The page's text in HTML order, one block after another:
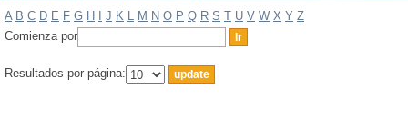
A B C D E F G H J K L M N O P Q R S T U V W X Y Z
Comienza por
Resultados por página: